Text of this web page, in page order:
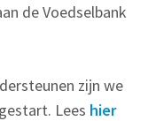
de Voedselbank
zijn we
Lees hier